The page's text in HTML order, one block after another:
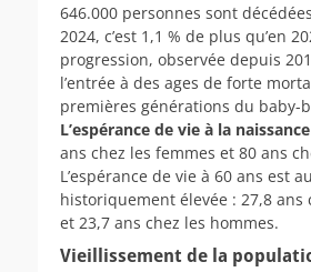
646.000 personnes sont
2024, c’est 1,1 % de plus qu’en
progression, observée depuis
l’entrée à des ages de forte
premières générations du baby-
L’espérance de vie à la
ans chez les femmes et 80 ans
L’espérance de vie à 60 ans est
historiquement élevée : 27,8 ans
et 23,7 ans chez les hommes.
Vieillissement de la